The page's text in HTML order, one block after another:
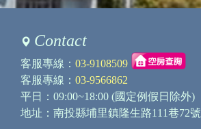
Contact
客服專線： 03-9108509
客服專線： 03-9566862
平日：09:00~18:00 (國定例假日除外)
地址：南投縣埔里鎮隆生路111巷72號